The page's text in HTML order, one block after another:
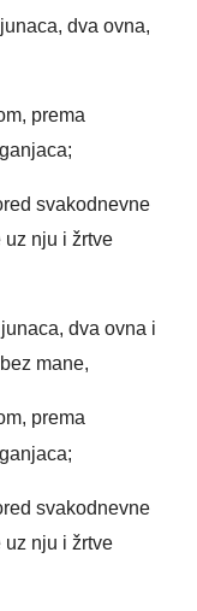
dva ovna,
prema
svakodnevne
uz nju i žrtve
dva ovna i
mane,
prema
svakodnevne
uz nju i žrtve